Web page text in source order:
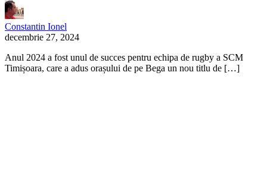
Constantin Ionel
decembrie 27, 2024
Anul 2024 a fost unul de succes pentru echipa de rugby a SCM
Timișoara, care a adus orașului de pe Bega un nou titlu de […]